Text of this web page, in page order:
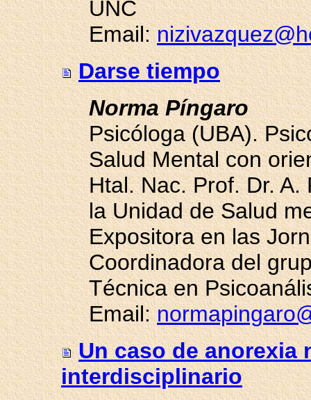
UNC
Email:
Darse tiempo
Norma Píngaro
Psicóloga (UBA).
Salud Mental con
Htal. Nac. Prof. Dr.
la Unidad de Salud
Expositora en las
Coordinadora del
Técnica en
Email:
Un caso de anorexia
interdisciplinario